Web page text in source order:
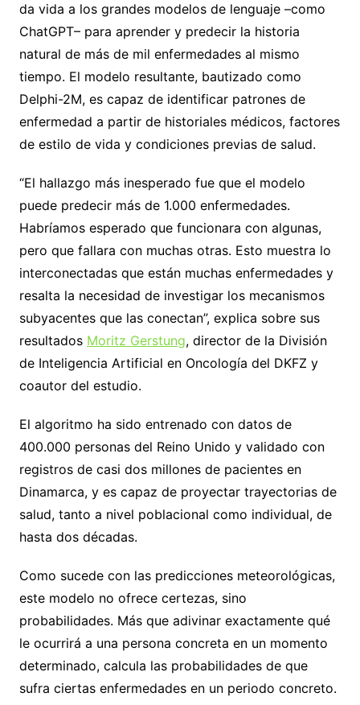
da vida a los grandes modelos de lenguaje –como
ChatGPT– para aprender y predecir la historia
natural de más de mil enfermedades al mismo
tiempo. El modelo resultante, bautizado como
Delphi-2M, es capaz de identificar patrones de
enfermedad a partir de historiales médicos, factores
de estilo de vida y condiciones previas de salud.
“El hallazgo más inesperado fue que el modelo
puede predecir más de 1.000 enfermedades.
Habríamos esperado que funcionara con algunas,
pero que fallara con muchas otras. Esto muestra lo
interconectadas que están muchas enfermedades y
resalta la necesidad de investigar los mecanismos
subyacentes que las conectan”, explica sobre sus
resultados Moritz Gerstung, director de la División
de Inteligencia Artificial en Oncología del DKFZ y
coautor del estudio.
El algoritmo ha sido entrenado con datos de
400.000 personas del Reino Unido y validado con
registros de casi dos millones de pacientes en
Dinamarca, y es capaz de proyectar trayectorias de
salud, tanto a nivel poblacional como individual, de
hasta dos décadas.
Como sucede con las predicciones meteorológicas,
este modelo no ofrece certezas, sino
probabilidades. Más que adivinar exactamente qué
le ocurrirá a una persona concreta en un momento
determinado, calcula las probabilidades de que
sufra ciertas enfermedades en un periodo concreto.